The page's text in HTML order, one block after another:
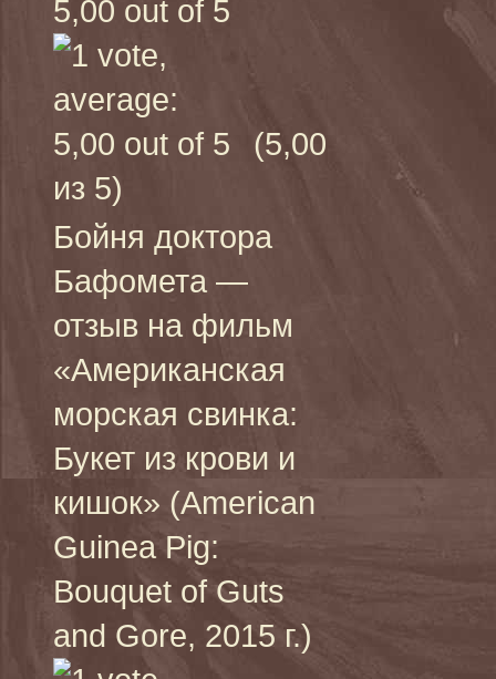
(5,00
из 5)
Бойня доктора
Бафомета —
отзыв на фильм
«Американская
морская свинка:
Букет из крови и
кишок» (American
Guinea Pig:
Bouquet of Guts
and Gore, 2015 г.)